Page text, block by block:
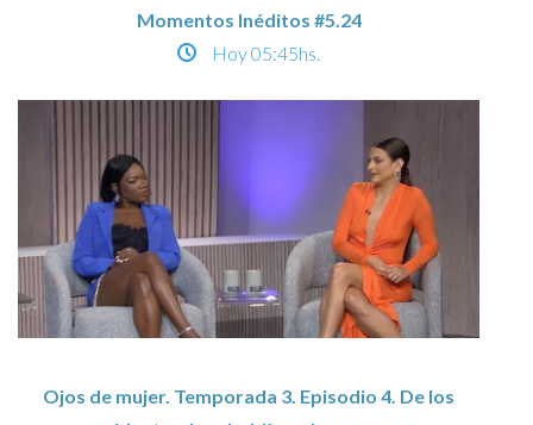
Momentos Inéditos #5.24
Hoy05:45hs.
Ojos de mujer. Temporada 3. Episodio 4. De los